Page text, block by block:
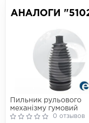
АНАЛОГИ
Пильник рульового
механізму гумовий
0 отзывов